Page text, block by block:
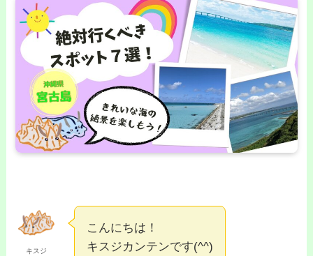
キスジ
こんにちは！
キスジカンテンです(^^)